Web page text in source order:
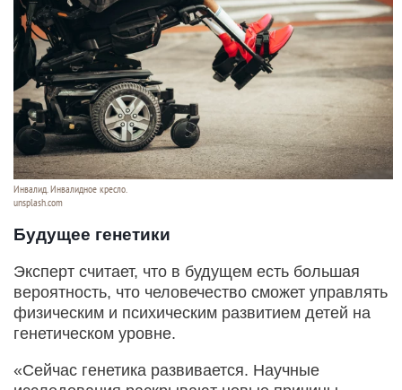
Инвалид. Инвалидное кресло.
unsplash.com
Будущее генетики
Эксперт считает, что в будущем есть большая
вероятность, что человечество сможет управлять
физическим и психическим развитием детей на
генетическом уровне.
«Сейчас генетика развивается. Научные